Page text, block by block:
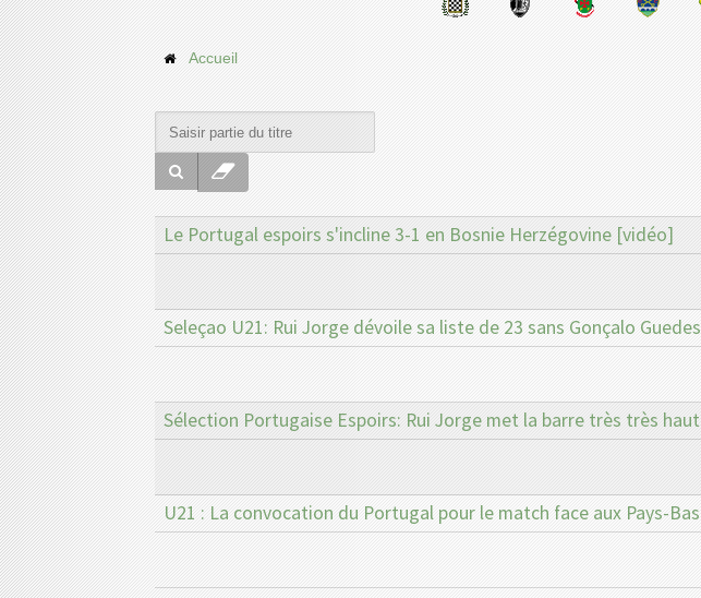
Accueil
Le Portugal espoirs s'incline 3-1 en Bosnie Herzégovine [vidéo]
Seleçao U21: Rui Jorge dévoile sa liste de 23 sans Gonçalo Guedes
Sélection Portugaise Espoirs: Rui Jorge met la barre très très haut
U21 : La convocation du Portugal pour le match face aux Pays-Bas